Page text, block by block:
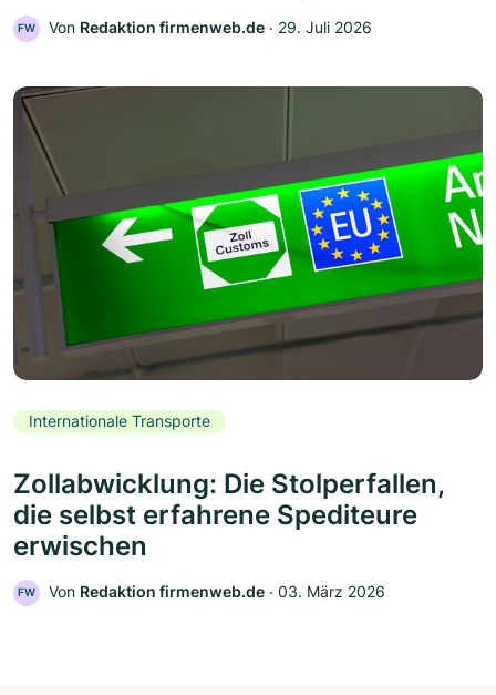
FW Von Redaktion firmenweb.de ‧ 29. Juli 2026
Internationale Transporte
Zollabwicklung: Die Stolperfallen,
die selbst erfahrene Spediteure
erwischen
FW Von Redaktion firmenweb.de ‧ 03. März 2026